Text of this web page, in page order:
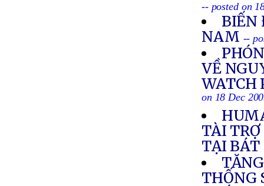
-- posted on
BIẾN
NAM --
VỀ
WATCH
on 18 Dec
TÀI
TẠI BÁT
THỐNG